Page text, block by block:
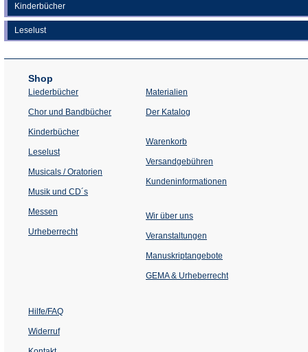
Kinderbücher
Leselust
Shop
Liederbücher
Chor und Bandbücher
Kinderbücher
Leselust
Musicals / Oratorien
Musik und CD´s
Messen
Urheberrecht
Materialien
Der Katalog
Warenkorb
Versandgebühren
Kundeninformationen
Wir über uns
Veranstaltungen
einem
Tab)
Manuskriptangebote
GEMA & Urheberrecht
Hilfe/FAQ
Widerruf